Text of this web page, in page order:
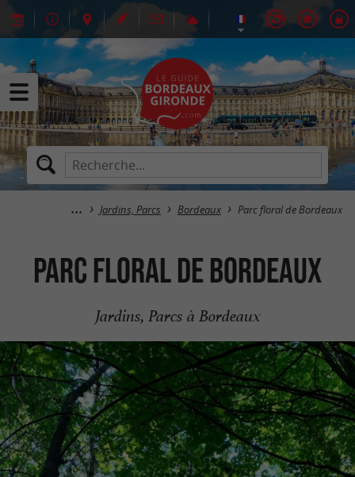
Jardins, Parcs Bordeaux Parc floral de Bordeaux
Parc floral de Bordeaux
Jardins, Parcs à Bordeaux